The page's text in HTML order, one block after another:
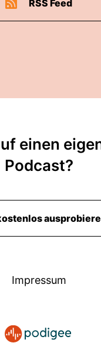
RSS Feed
einen
Podcast?
Impressum